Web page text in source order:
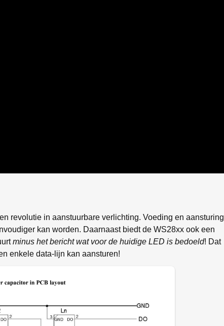
revolutie in aanstuurbare verlichting. Voeding en aansturing
kan worden. Daarnaast biedt de WS28xx ook een
minus het bericht wat voor de huidige LED is bedoeld! Dat
enkele data-lijn kan aansturen!